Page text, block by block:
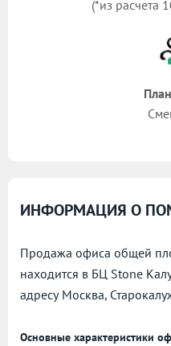
(*из расчета
ИНФОРМАЦИЯ О
Продажа офиса общей
находится в БЦ Stone
адресу Москва,
Основные характеристики